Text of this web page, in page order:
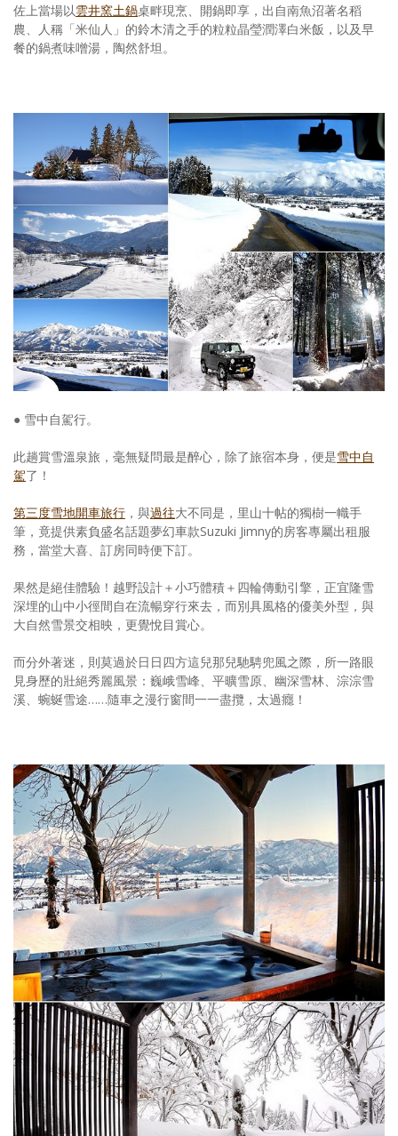
佐上當場以雲井窯土鍋桌畔現烹、開鍋即享，出自南魚沼著名稻
農、人稱「米仙人」的鈴木清之手的粒粒晶瑩潤澤白米飯，以及早
餐的鍋煮味噌湯，陶然舒坦。
● 雪中自駕行。
此趟賞雪溫泉旅，毫無疑問最是醉心，除了旅宿本身，便是雪中自
駕了！
第三度雪地開車旅行 ，與過往大不同是，里山十帖的獨樹一幟手
筆，竟提供素負盛名話題夢幻車款Suzuki Jimny的房客專屬出租服
務，當堂大喜、訂房同時便下訂。
果然是絕佳體驗！越野設計＋小巧體積＋四輪傳動引擎，正宜隆雪
深埋的山中小徑間自在流暢穿行來去，而別具風格的優美外型，與
大自然雪景交相映，更覺悅目賞心。
而分外著迷，則莫過於日日四方這兒那兒馳騁兜風之際，所一路眼
見身歷的壯絕秀麗風景：巍峨雪峰、平曠雪原、幽深雪林、淙淙雪
溪、蜿蜒雪途……隨車之漫行窗間一一盡攬，太過癮！